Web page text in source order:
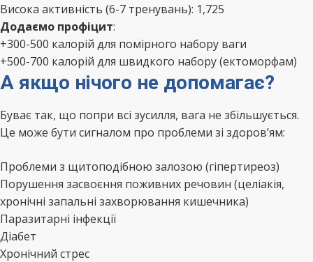
Висока активність (6-7 тренувань): 1,725
Додаємо профіцит:
+300-500 калорій для помірного набору ваги
+500-700 калорій для швидкого набору (ектоморфам)
А якщо нічого не допомагає?
Буває так, що попри всі зусилля, вага не збільшується.
Це може бути сигналом про проблеми зі здоров’ям:
Проблеми з щитоподібною залозою (гіпертиреоз)
Порушення засвоєння поживних речовин (целіакія,
хронічні запальні захворювання кишечника)
Паразитарні інфекції
Діабет
Хронічний стрес